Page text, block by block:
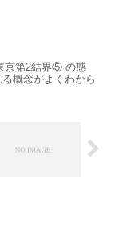
京第2結界⑤ の感
概念がよくわから